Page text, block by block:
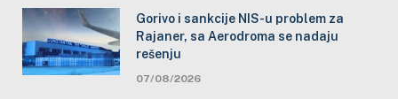
Gorivo i sankcije NIS-u problem za
Rajaner, sa Aerodroma se nadaju
rešenju
07/08/2026